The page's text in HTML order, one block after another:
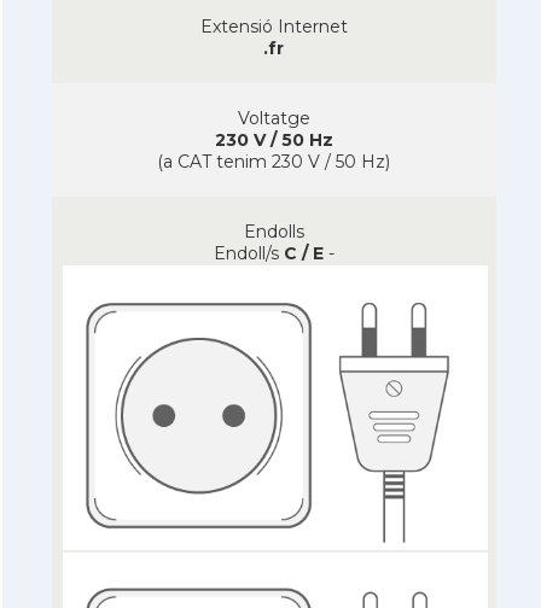
Extensió Internet
.fr
Voltatge
230 V / 50 Hz
(a CAT tenim 230 V / 50 Hz)
Endolls
Endoll/s C / E-